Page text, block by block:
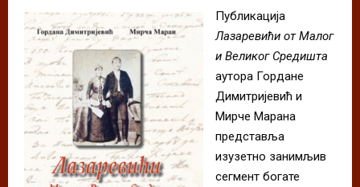
Публикација
Лазаревићи от Малог
и Великог Средишта
аутора Гордане
Димитријевић и
Мирче Марана
представља
изузетно занимљив
сегмент богате